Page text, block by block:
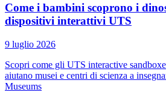
Come i bambini scoprono i
dispositivi interattivi UTS
9 luglio 2026
Scopri come gli UTS interactive
aiutano musei e centri di scienza a
Museums